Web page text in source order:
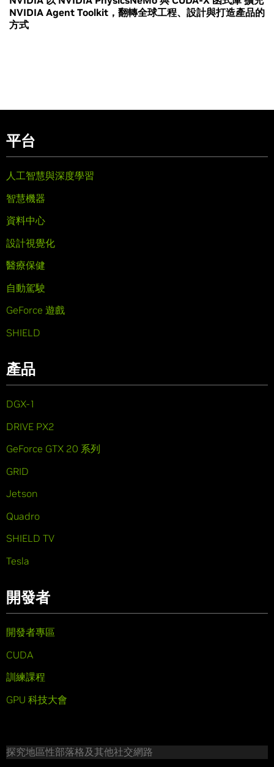
NVIDIA Agent Toolkit，翻轉全球工程、設計與打造產品的
方式
平台
人工智慧與深度學習
智慧機器
資料中心
設計視覺化
醫療保健
自動駕駛
GeForce 遊戲
SHIELD
產品
DGX-1
DRIVE PX2
GeForce GTX 20 系列
GRID
Jetson
Quadro
SHIELD TV
Tesla
開發者
開發者專區
CUDA
訓練課程
GPU 科技大會
探究地區性部落格及其他社交網路